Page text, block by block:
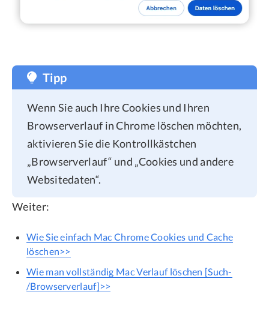
Tipp
Wenn Sie auch Ihre Cookies und Ihren
Browserverlauf in Chrome löschen möchten,
aktivieren Sie die Kontrollkästchen
„Browserverlauf“ und „Cookies und andere
Websitedaten“.
Weiter:
Wie Sie einfach Mac Chrome Cookies und Cache
löschen>>
Wie man vollständig Mac Verlauf löschen [Such-
/Browserverlauf]>>